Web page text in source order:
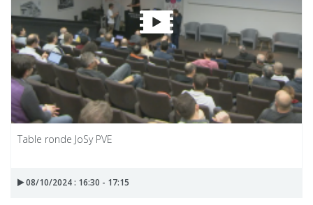
Table ronde JoSy PVE
08/10/2024 : 16:30 - 17:15